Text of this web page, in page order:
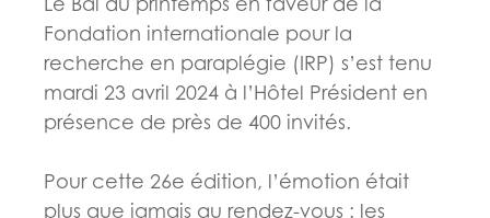
Fondation internationale pour la
recherche en paraplégie (IRP) s’est tenu
mardi 23 avril 2024 à l’Hôtel Président en
présence de près de 400 invités.
Pour cette 26e édition, l’émotion était
plus que jamais au rendez-vous : les